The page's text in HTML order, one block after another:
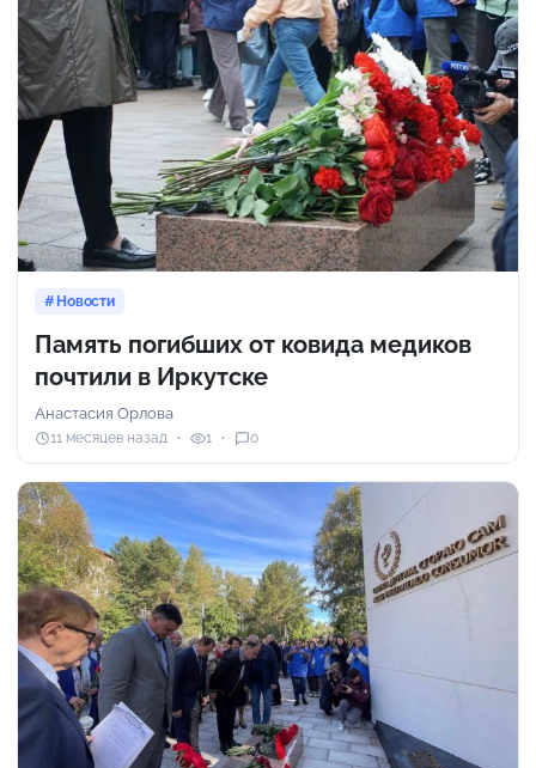
Новости
Память погибших от ковида медиков
почтили в Иркутске
Анастасия Орлова
11 месяцев назад 1 0